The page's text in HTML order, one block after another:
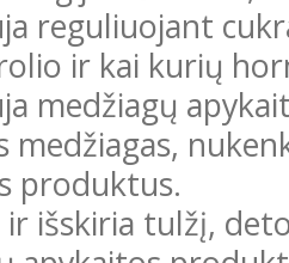
reguliuojant
ir kai kurių
medžiagų
medžiagas,
produktus.
ir išskiria tulžį,